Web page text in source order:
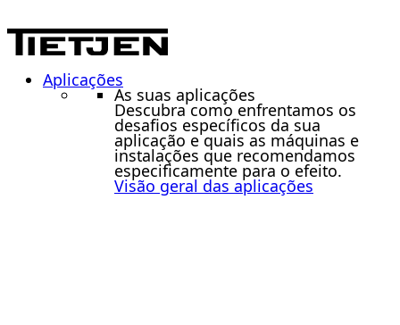
Aplicações
As suas aplicações
Descubra como enfrentamos os
desafios específicos da sua
aplicação e quais as máquinas e
instalações que recomendamos
especificamente para o efeito.
Visão geral das aplicações